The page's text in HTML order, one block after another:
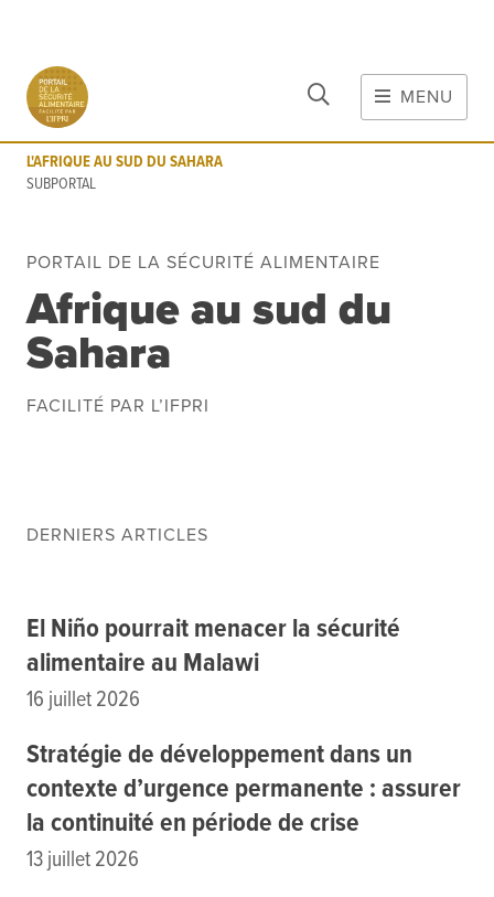
Aller au contenu principal
MENU
L'AFRIQUE AU SUD DU SAHARA
SUBPORTAL
L'AFRIQUE AU SUD DU SAHARA
SUBPORTAL
Risques de Crise
COVID-19
Matières
Outils
Cours de Formation
S'abonner
Africa South of the Sahara: English Subportal
L'Afrique au Sud du Sahara: Portail Français
Asia and the Pacific Food Security Portal: Facilitated by IFPRI
PORTAIL DE LA SÉCURITÉ ALIMENTAIRE
Afrique au sud du
Sahara
FACILITÉ PAR L’IFPRI
DERNIERS ARTICLES
El Niño pourrait menacer la sécurité
alimentaire au Malawi
16 juillet 2026
Stratégie de développement dans un
contexte d’urgence permanente : assurer
la continuité en période de crise
13 juillet 2026